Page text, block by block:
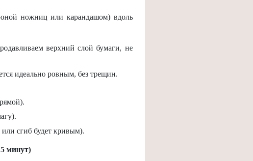
ножниц или карандашом) вдоль
верхний слой бумаги, не
идеально ровным, без трещин.
или сгиб будет кривым).
минут)